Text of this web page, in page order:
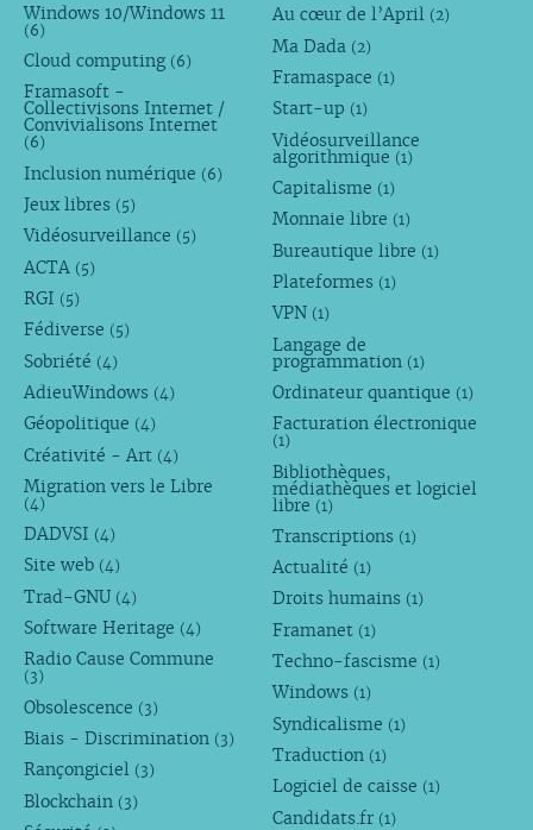
Windows 10/Windows 11
(6)
Cloud computing (6)
Framasoft -
Collectivisons Internet /
Convivialisons Internet
(6)
Inclusion numérique (6)
Jeux libres (5)
Vidéosurveillance (5)
ACTA (5)
RGI (5)
Fédiverse (5)
Sobriété (4)
AdieuWindows (4)
Géopolitique (4)
Créativité - Art (4)
Migration vers le Libre
(4)
DADVSI (4)
Site web (4)
Trad-GNU (4)
Software Heritage (4)
Radio Cause Commune
(3)
Obsolescence (3)
Biais - Discrimination (3)
Rançongiciel (3)
Blockchain (3)
Au cœur de l’April (2)
Ma Dada (2)
Framaspace (1)
Start-up (1)
Vidéosurveillance
algorithmique (1)
Capitalisme (1)
Monnaie libre (1)
Bureautique libre (1)
Plateformes (1)
VPN (1)
Langage de
programmation (1)
Ordinateur quantique (1)
Facturation électronique
(1)
Bibliothèques,
médiathèques et logiciel
libre (1)
Transcriptions (1)
Actualité (1)
Droits humains (1)
Framanet (1)
Techno-fascisme (1)
Windows (1)
Syndicalisme (1)
Traduction (1)
Logiciel de caisse (1)
Candidats.fr (1)